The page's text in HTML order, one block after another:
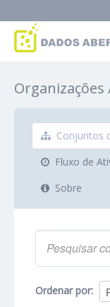
Grupos
Sobre
Organizações
Conjuntos
Fluxo de
Sobre
Ordenar por